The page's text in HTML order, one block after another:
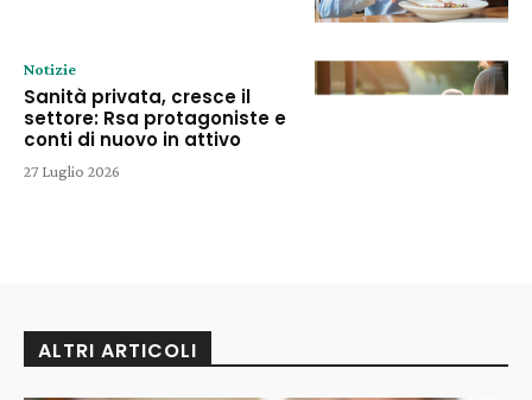
Notizie
Sanità privata, cresce il
settore: Rsa protagoniste e
conti di nuovo in attivo
27 Luglio 2026
ALTRI ARTICOLI